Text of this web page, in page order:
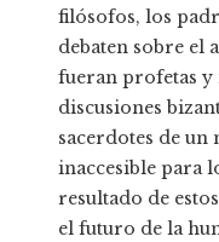
filósofos, los
debaten sobre el
fueran profetas y
discusiones
sacerdotes de
inaccesible para
resultado de
el futuro de la